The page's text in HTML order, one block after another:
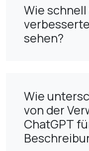
Wie
sehen?
Wie
von der
ChatGPT